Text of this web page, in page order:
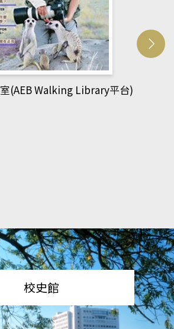
網管人(kono平台)
校史館